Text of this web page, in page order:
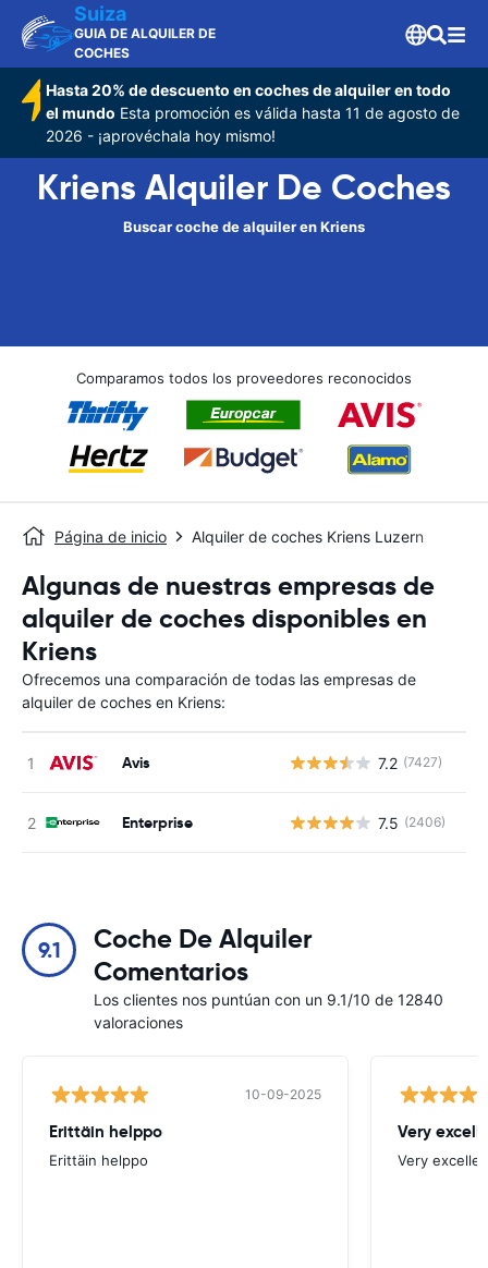
Suiza
GUIA DE ALQUILER DE
COCHES
Hasta 20% de descuento en coches de alquiler en todo
el mundo Esta promoción es válida hasta 11 de agosto de
2026 - ¡aprovéchala hoy mismo!
Kriens Alquiler De Coches
Buscar coche de alquiler en Kriens
Comparamos todos los proveedores reconocidos
Página de inicio Alquiler de coches Kriens Luzern
Algunas de nuestras empresas de
alquiler de coches disponibles en
Kriens
Ofrecemos una comparación de todas las empresas de
alquiler de coches en Kriens:
Avis 7.2 (7427)
Enterprise 7.5 (2406)
9.1
Coche De Alquiler
Comentarios
Los clientes nos puntúan con un 9.1/10 de 12840
valoraciones
10-09-2025
Erittäin helppo
Erittäin helppo
Very
Very